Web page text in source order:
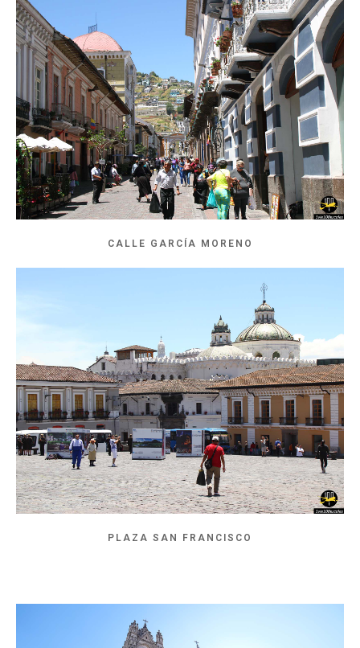
CALLE GARCÍA MORENO
PLAZA SAN FRANCISCO